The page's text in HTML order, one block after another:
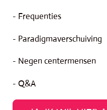
- Frequenties
- Paradigmaverschuiving
- Negen centermensen
- Q&A